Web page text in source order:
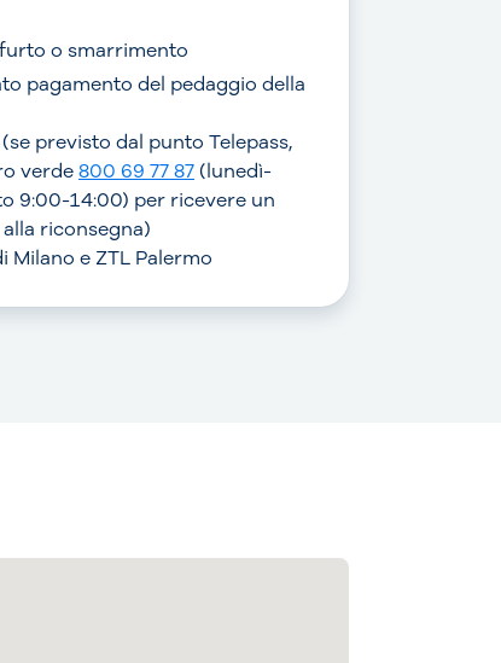
o smarrimento
pagamento del pedaggio della
previsto dal punto Telepass,
verde800 69 77 87(lunedì-
9:00-14:00) per ricevere un
riconsegna)
Milano e ZTL Palermo